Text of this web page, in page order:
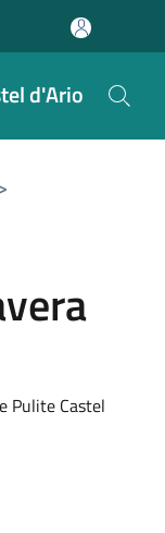
d'Ario
>
Pulite Castel